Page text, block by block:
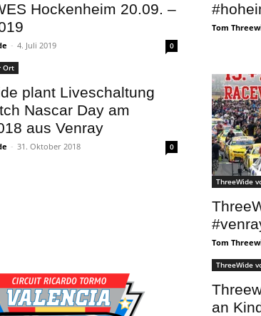
Hockenheim 20.09. –
- 4. Juli 2019 0
Tom
Ort
plant Liveschaltung
Nascar Day am
aus Venray
- 31. Oktober 2018 0
ThreeWide
Tom
ThreeWide
an